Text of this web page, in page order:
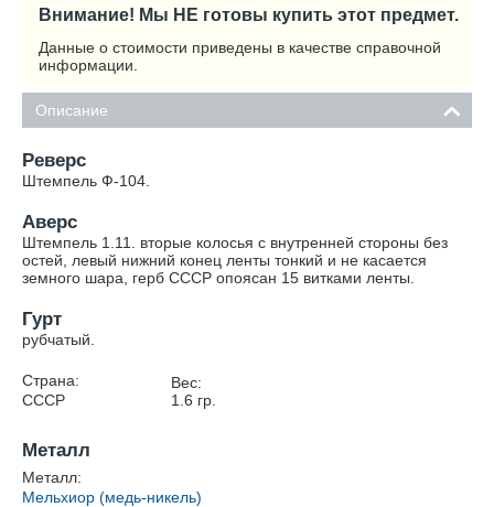
Внимание! Мы НЕ готовы купить этот предмет.
Данные о стоимости приведены в качестве справочной
информации.
Описание
Реверс
Штемпель Ф-104.
Аверс
Штемпель 1.11. вторые колосья с внутренней стороны без
остей, левый нижний конец ленты тонкий и не касается
земного шара, герб СССР опоясан 15 витками ленты.
Гурт
рубчатый.
Страна:
СССР
Вес:
1.6 гр.
Металл
Металл:
Мельхиор (медь-никель)